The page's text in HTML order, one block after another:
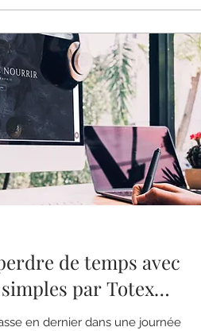
de temps avec
en dernier dans une journée